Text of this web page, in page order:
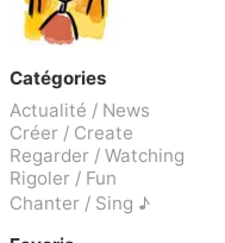
Catégories
Actualité / News
Créer / Create
Regarder / Watching
Rigoler / Fun
Chanter / Sing ♪